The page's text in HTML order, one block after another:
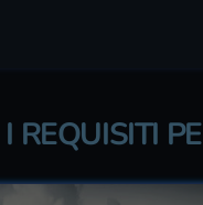
REQUISITI